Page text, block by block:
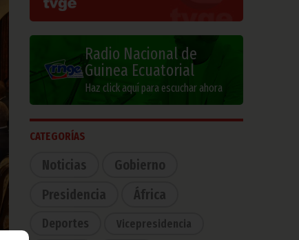
Radio Nacional de
Guinea Ecuatorial
Haz click aquí para escuchar ahora
CATEGORÍAS
Noticias
Gobierno
Presidencia
África
Deportes Vicepresidencia